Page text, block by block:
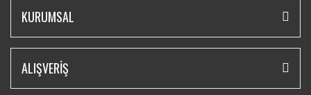
KURUMSAL
ALIŞVERİŞ